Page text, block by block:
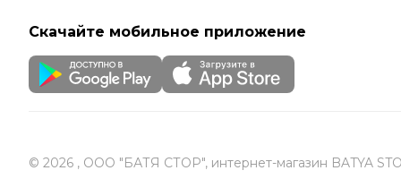
Скачайте мобильное приложение
© 2026 , ООО "БАТЯ СТОР", интернет-магазин BATYA